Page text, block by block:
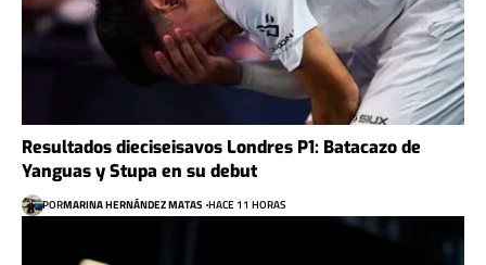
Resultados dieciseisavos Londres P1: Batacazo de
Yanguas y Stupa en su debut
PORMARINA HERNÁNDEZ MATAS HACE 11 HORAS